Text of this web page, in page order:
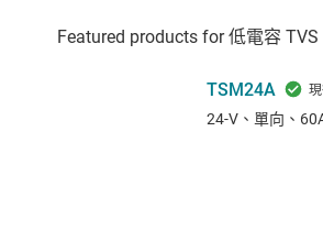
Featured products for 低電容 TVS
TSM24A
24-V、單向、